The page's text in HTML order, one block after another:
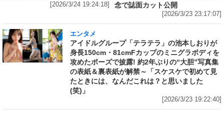
[2026/3/24 19:24:18]
念で誌面カット公開
[2026/3/23 23:17:07]
エンタメ
アイドルグループ「テラテラ」の池本しおりが
身長150cm・81cmFカップのミニグラボディを
攻めたポーズで披露! 約2年ぶりの“大胆”写真集
の表紙＆裏表紙が解禁～「スケスケで初めて見
たときには、なんだこれは？と思いました
(笑)」
[2026/3/23 19:22:40]